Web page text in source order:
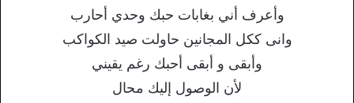
وأعرف أني بغابات حبك وحدي أحارب
وانى ككل المجانين حاولت صيد الكواكب
وأبقى و أبقى أحبك رغم يقيني
لأن الوصول إليك محال